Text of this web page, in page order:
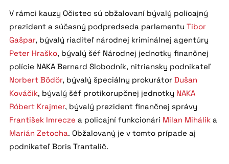
V rámci kauzy Očistec sú obžalovaní bývalý policajný
prezident a súčasný podpredseda parlamentu Tibor
Gašpar, bývalý riaditeľ národnej kriminálnej agentúry
Peter Hraško, bývalý šéf Národnej jednotky finančnej
polície NAKA Bernard Slobodník, nitriansky podnikateľ
Norbert Bödör, bývalý špeciálny prokurátor Dušan
Kováčik, bývalý šéf protikorupčnej jednotky NAKA
Róbert Krajmer, bývalý prezident finančnej správy
František Imrecze a policajní funkcionári Milan Mihálika
Marián Zetocha. Obžalovaný je v tomto prípade aj
podnikateľ Boris Trantalič.